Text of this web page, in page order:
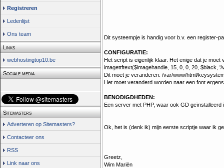
Registreren
Ledenlijst
Ons team
Links
webhostingtop10.be
Sociale media
Sitemasters
Adverteren op Sitemasters?
Contacteer ons
RSS
Link naar ons
Dit systeempje is handig voor b.v. een register-
CONFIGURATIE:
Het script is eigenlijk klaar. Het enige dat je moet
imagettftext($imagehandle, 15, 0, 0, 20, $black,
Dit moet je veranderen: /var/www/html/
Het moet veranderd worden naar een font
BENODIGDHEDEN:
Een server met PHP, waar ook GD geïnstalleerd
Ok, het is (denk ik) mijn eerste scriptje waar ik
Greetz,
Wim Mariën